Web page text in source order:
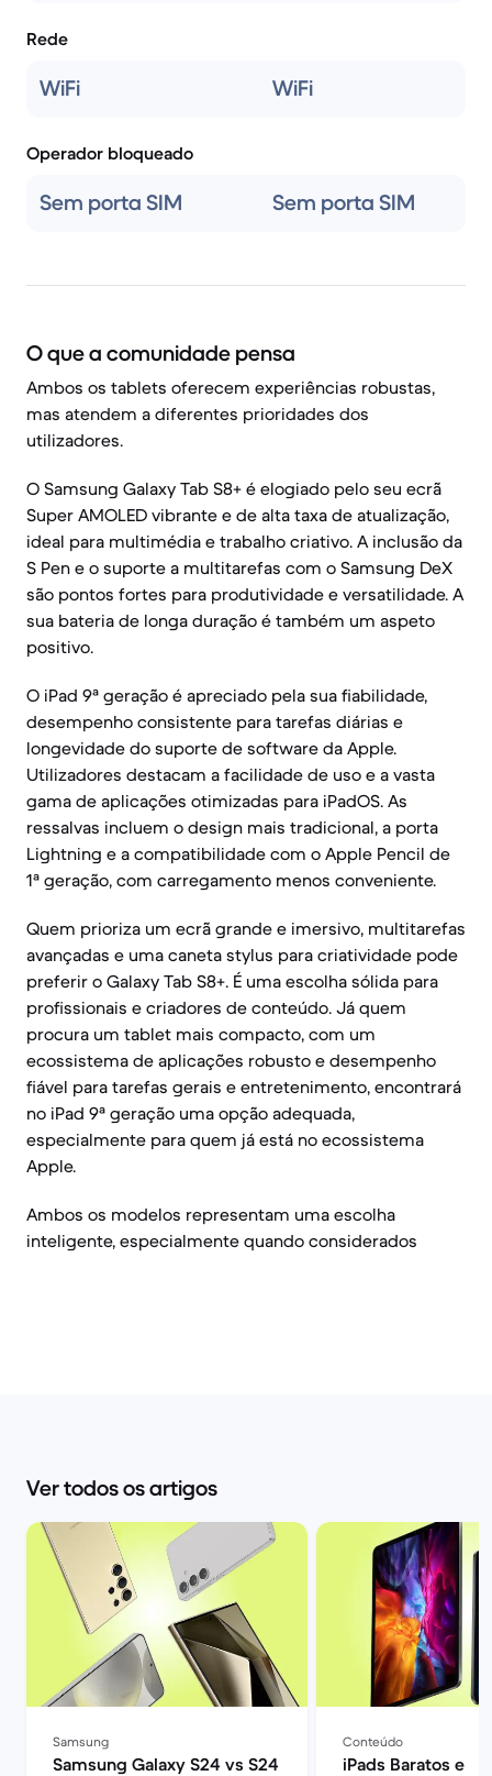
Rede
WiFi WiFi
Operador bloqueado
Sem porta SIM Sem porta SIM
O que a comunidade pensa
Ambos os tablets oferecem experiências robustas,
mas atendem a diferentes prioridades dos
utilizadores.
O Samsung Galaxy Tab S8+ é elogiado pelo seu ecrã
Super AMOLED vibrante e de alta taxa de atualização,
ideal para multimédia e trabalho criativo. A inclusão da
S Pen e o suporte a multitarefas com o Samsung DeX
são pontos fortes para produtividade e versatilidade. A
sua bateria de longa duração é também um aspeto
positivo.
O iPad 9ª geração é apreciado pela sua fiabilidade,
desempenho consistente para tarefas diárias e
longevidade do suporte de software da Apple.
Utilizadores destacam a facilidade de uso e a vasta
gama de aplicações otimizadas para iPadOS. As
ressalvas incluem o design mais tradicional, a porta
Lightning e a compatibilidade com o Apple Pencil de
1ª geração, com carregamento menos conveniente.
Quem prioriza um ecrã grande e imersivo, multitarefas
avançadas e uma caneta stylus para criatividade pode
preferir o Galaxy Tab S8+. É uma escolha sólida para
profissionais e criadores de conteúdo. Já quem
procura um tablet mais compacto, com um
ecossistema de aplicações robusto e desempenho
fiável para tarefas gerais e entretenimento, encontrará
no iPad 9ª geração uma opção adequada,
especialmente para quem já está no ecossistema
Apple.
Ambos os modelos representam uma escolha
inteligente, especialmente quando considerados
Ver todos os artigos
Samsung
Samsung Galaxy S24 vs S24
Conteúdo
iPads Baratos e